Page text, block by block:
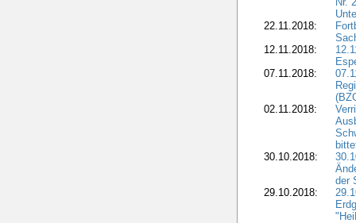
22.11.2018:
12.11.2018:
07.11.2018:
02.11.2018:
30.10.2018:
der
29.10.2018: